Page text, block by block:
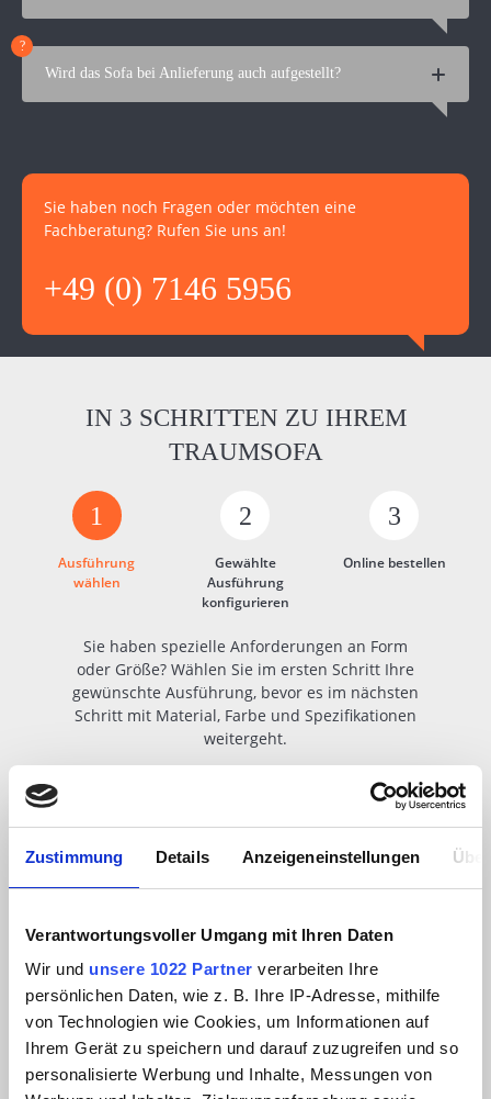
Zustimmung Details Anzeigeneinstellungen
Verantwortungsvoller Umgang mit Ihren Daten
Wir und unsere 1022 Partner verarbeiten Ihre
persönlichen Daten, wie z. B. Ihre IP-Adresse, mithilfe
von Technologien wie Cookies, um Informationen auf
Ihrem Gerät zu speichern und darauf zuzugreifen und so
personalisierte Werbung und Inhalte, Messungen von
Wird das Sofa bei Anlieferung auch aufgestellt?
Sie haben noch Fragen oder möchten eine
Fachberatung? Rufen Sie uns an!
+49 (0) 7146 5956
IN 3 SCHRITTEN ZU IHREM
TRAUMSOFA
1
Ausführung
wählen
2
Gewählte
Ausführung
konfigurieren
3
Online bestellen
Sie haben spezielle Anforderungen an Form
oder Größe? Wählen Sie im ersten Schritt Ihre
gewünschte Ausführung, bevor es im nächsten
Schritt mit Material, Farbe und Spezifikationen
weitergeht.